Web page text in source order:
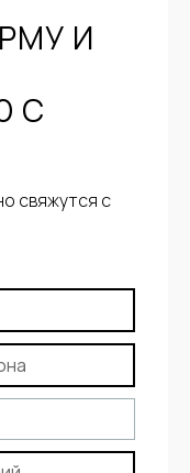
И
С
свяжутся с